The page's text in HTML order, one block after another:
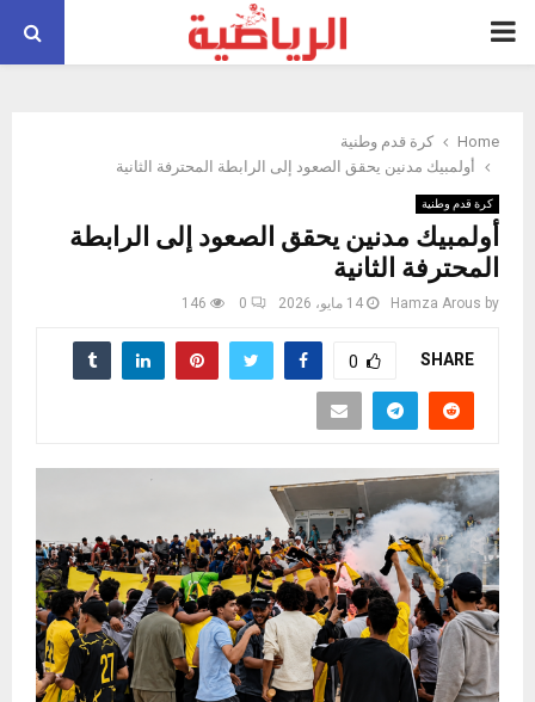
PRIMARY
Home
كرة قدم وطنية
أولمبيك مدنين يحقق الصعود إلى الرابطة المحترفة الثانية
كرة قدم وطنية
أولمبيك مدنين يحقق الصعود إلى الرابطة
المحترفة الثانية
by
Hamza Arous 14 مايو، 2026 0
146
SHARE
0